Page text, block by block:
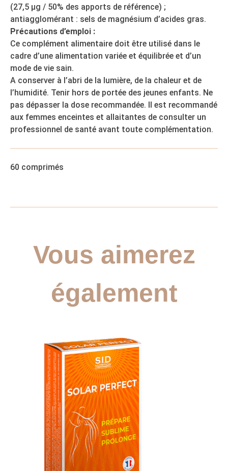
(27,5 µg / 50% des apports de référence) ;
antiagglomérant : sels de magnésium d’acides gras.
Précautions d’emploi :
Ce complément alimentaire doit être utilisé dans le
cadre d’une alimentation variée et équilibrée et d’un
mode de vie sain.
A conserver à l’abri de la lumière, de la chaleur et de
l’humidité. Tenir hors de portée des jeunes enfants. Ne
pas dépasser la dose recommandée. Il est recommandé
aux femmes enceintes et allaitantes de consulter un
professionnel de santé avant toute complémentation.
60 comprimés
Vous aimerez
également